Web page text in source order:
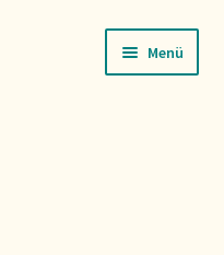
Menü